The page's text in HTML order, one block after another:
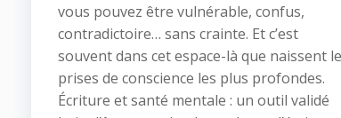
vous pouvez être vulnérable, confus,
contradictoire… sans crainte. Et c’est
souvent dans cet espace-là que naissent
prises de conscience les plus profondes.
Écriture et santé mentale : un outil validé